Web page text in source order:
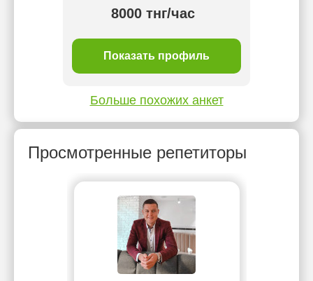
8000 тнг/час
Показать профиль
Больше похожих анкет
Просмотренные репетиторы